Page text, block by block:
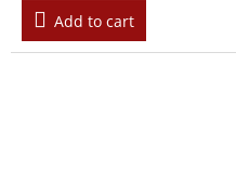
Add to cart